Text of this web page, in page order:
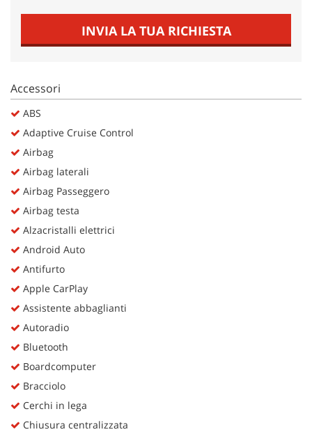
INVIA LA TUA RICHIESTA
Accessori
ABS
Adaptive Cruise Control
Airbag
Airbag laterali
Airbag Passeggero
Airbag testa
Alzacristalli elettrici
Android Auto
Antifurto
Apple CarPlay
Assistente abbaglianti
Autoradio
Bluetooth
Boardcomputer
Bracciolo
Cerchi in lega
Chiusura centralizzata
cookie
impostazioni